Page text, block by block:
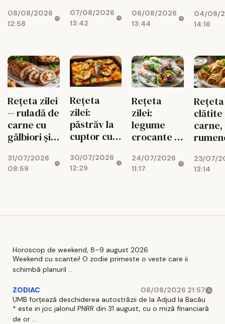
diabetici,
cu fructe
08/08/2026
12:58
dovlecei și
mozzarella
07/08/2026
13:42
de post
06/08/2026
13:44
04/08/
14:16
Rețeta zilei
-- ruladă de
carne cu
gălbiori și
31/07/2026
08:59
Rețeta
zilei:
păstrăv la
cuptor cu
vară
30/07/2026
12:29
Rețeta
zilei:
legume
crocante în
gata rapid
24/07/2026
11:17
clătite
carne,
23/07/
13:14
Horoscop de weekend, 8–9 august 2026
Weekend cu scantei! O zodie primeste o veste care ii
schimbă planuril ...
ZODIAC
08/08/2026 21:57
UMB forțează deschiderea autostrăzii de la Adjud la Bacău
* este in joc jalonul PNRR din 31 august, cu o miză financiară
de or ...